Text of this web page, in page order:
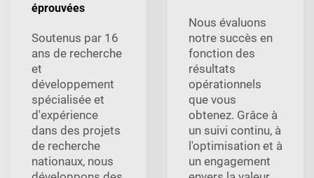
éprouvées
Soutenus par 16
ans de recherche
et
développement
spécialisée et
d'expérience
dans des projets
de recherche
nationaux, nous
Nous évaluons
notre succès en
fonction des
résultats
opérationnels
que vous
obtenez. Grâce à
un suivi continu, à
l'optimisation et à
un engagement